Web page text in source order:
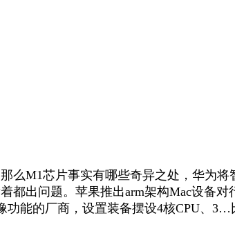
芯片事实有哪些奇异之处，华为将
都出问题。苹果推出arm架构Mac设备
功能的厂商，设置装备摆设4核CPU、